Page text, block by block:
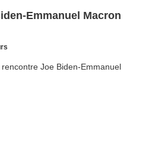
Emmanuel Macron